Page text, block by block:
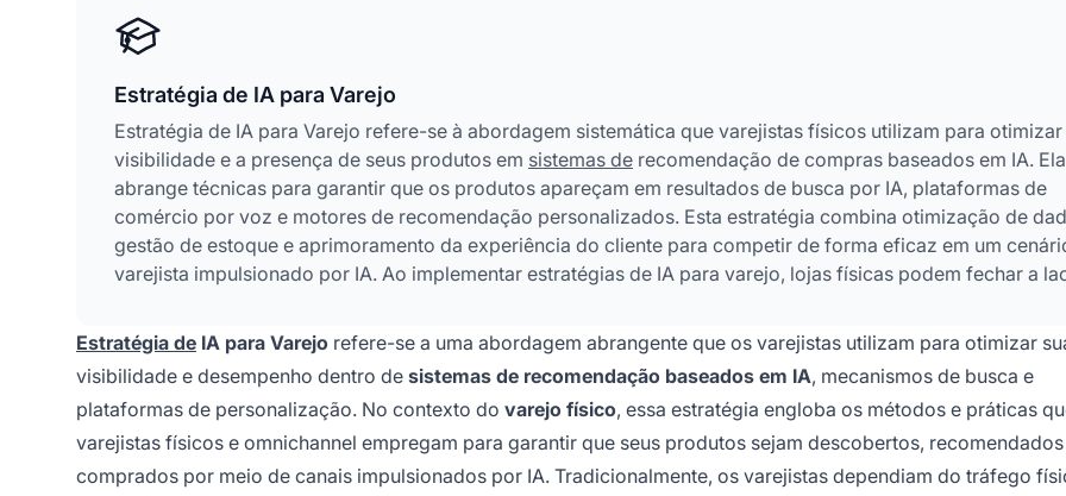
Estratégia de IA para Varejo
Estratégia de IA para Varejo refere-se à abordagem sistemática que varejistas físicos utilizam para otimizar
visibilidade e a presença de seus produtos em sistemas de recomendação de compras baseados em IA. Ela
abrange técnicas para garantir que os produtos apareçam em resultados de busca por IA, plataformas de
comércio por voz e motores de recomendação personalizados. Esta estratégia combina otimização de
gestão de estoque e aprimoramento da experiência do cliente para competir de forma eficaz em um
varejista impulsionado por IA. Ao implementar estratégias de IA para varejo, lojas físicas podem fechar a
recomendados por sistemas de IA como ChatGPT, Perplexity e Google AI Overviews.
Estratégia de IA para Varejo refere-se a uma abordagem abrangente que os varejistas utilizam para otimizar
visibilidade e desempenho dentro de sistemas de recomendação baseados em IA, mecanismos de busca e
plataformas de personalização. No contexto do varejo físico, essa estratégia engloba os métodos e práticas
varejistas físicos e omnichannel empregam para garantir que seus produtos sejam descobertos,
comprados por meio de canais impulsionados por IA. Tradicionalmente, os varejistas dependiam do tráfego